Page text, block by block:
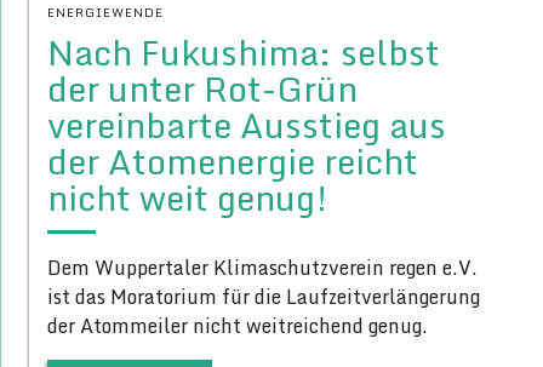
ENERGIEWENDE
Nach Fukushima: selbst
der unter Rot-Grün
vereinbarte Ausstieg aus
der Atomenergie reicht
nicht weit genug!
Dem Wuppertaler Klimaschutzverein regen e.V.
ist das Moratorium für die Laufzeitverlängerung
der Atommeiler nicht weitreichend genug.